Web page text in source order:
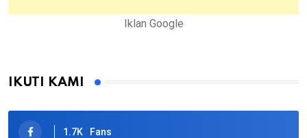
Iklan Google
IKUTI KAMI
1.7K Fans